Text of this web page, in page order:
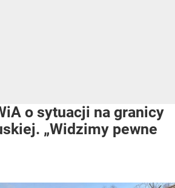
o sytuacji na granicy
„Widzimy pewne